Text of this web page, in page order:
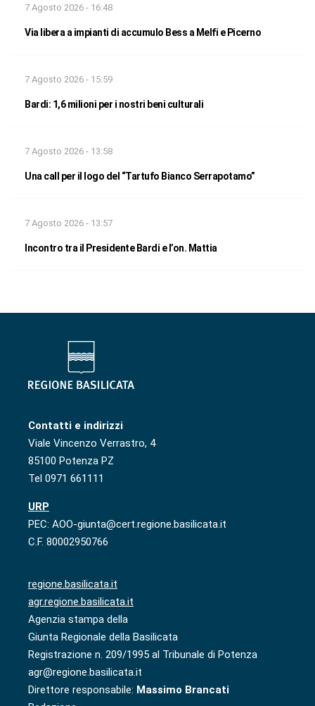
7 Agosto 2026 - 16:48
Via libera a impianti di accumulo Bess a Melfi e Picerno
7 Agosto 2026 - 15:59
Bardi: 1,6 milioni per i nostri beni culturali
7 Agosto 2026 - 13:58
Una call per il logo del “Tartufo Bianco Serrapotamo”
7 Agosto 2026 - 13:57
Incontro tra il Presidente Bardi e l’on. Mattia
Contatti e indirizzi
Viale Vincenzo Verrastro, 4
85100 Potenza PZ
Tel 0971 661111
URP
PEC: AOO-giunta@cert.regione.basilicata.it
C.F. 80002950766
regione.basilicata.it
agr.regione.basilicata.it
Agenzia stampa della
Giunta Regionale della Basilicata
Registrazione n. 209/1995 al Tribunale di Potenza
agr@regione.basilicata.it
Direttore responsabile: Massimo Brancati